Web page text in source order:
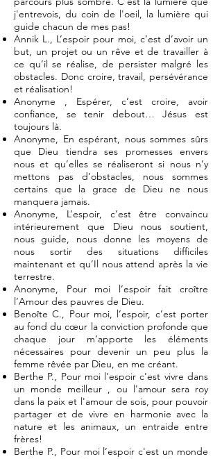
j'entrevois, du coin de l'oeil, la lumière qui
guide chacun de mes pas!
Annik L., L’espoir pour moi, c’est d’avoir un
but, un projet ou un rêve et de travailler à
ce qu’il se réalise, de persister malgré les
obstacles. Donc croire, travail, persévérance
et réalisation!
Anonyme , Espérer, c’est croire, avoir
confiance, se tenir debout… Jésus est
toujours là.
Anonyme, En espérant, nous sommes sûrs
que Dieu tiendra ses promesses envers
nous et qu’elles se réaliseront si nous n’y
mettons pas d’obstacles, nous sommes
certains que la grace de Dieu ne nous
manquera jamais.
Anonyme, L’espoir, c’est être convaincu
intérieurement que Dieu nous soutient,
nous guide, nous donne les moyens de
nous sortir des situations difficiles
maintenant et qu’Il nous attend après la vie
terrestre.
Anonyme, Pour moi l’espoir fait croître
l’Amour des pauvres de Dieu.
Benoîte C., Pour moi, l’espoir, c’est porter
au fond du cœur la conviction profonde que
chaque jour m’apporte les éléments
nécessaires pour devenir un peu plus la
femme rêvée par Dieu, en me créant.
Berthe P., Pour moi l'espoir c'est vivre dans
un monde meilleur , ou l'amour sera roy
dans la paix et l'amour de sois, pour pouvoir
partager et de vivre en harmonie avec la
nature et les animaux, un entraide entre
frères!
Berthe P., Pour moi l’espoir c'est un monde